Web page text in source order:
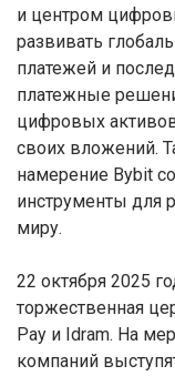
и центром
развивать
платежей и
платежные
цифровых
своих вложений.
намерение Bybit
инструменты для
миру.
22 октября 2025
торжественная
Pay и Idram. На
компаний